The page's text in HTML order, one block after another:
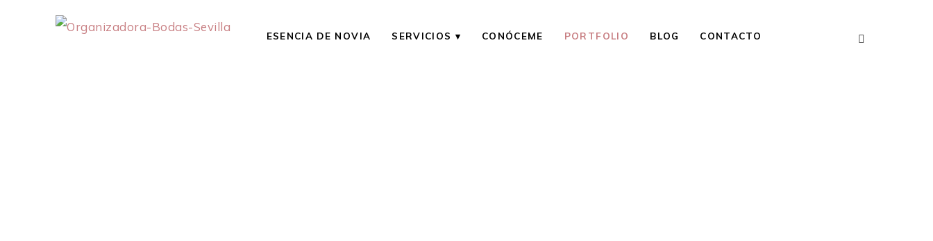
ESENCIA DE NOVIA SERVICIOS CONÓCEME PORTFOLIO BLOG CONTACTO